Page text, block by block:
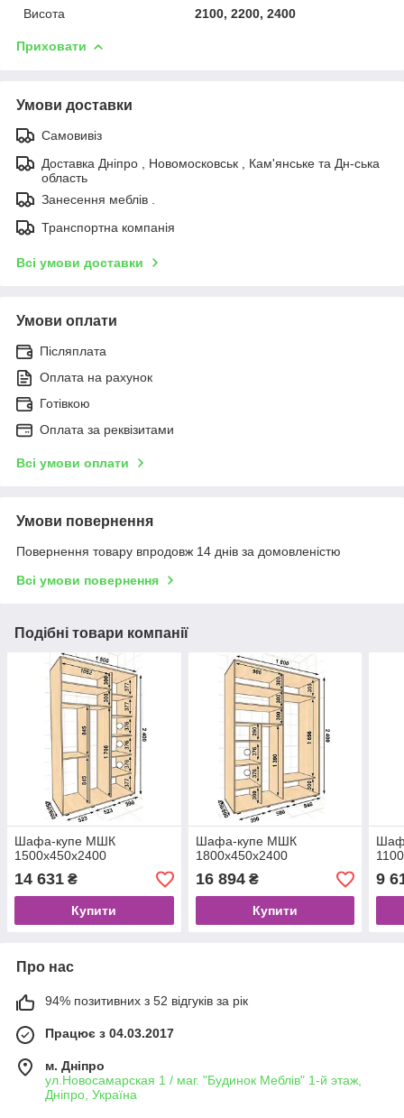
Висота
2100, 2200, 2400
Приховати
Умови доставки
Самовивіз
Доставка Дніпро , Новомосковськ , Кам'янське та Дн-ська
область
Занесення меблів .
Транспортна компанія
Всі умови доставки
Умови оплати
Післяплата
Оплата на рахунок
Готівкою
Оплата за реквізитами
Всі умови оплати
Умови повернення
Повернення товару впродовж 14 днів за домовленістю
Всі умови повернення
Подібні товари компанії
Шафа-купе МШК
1500x450х2400
14 631 ₴
Купити
Шафа-купе МШК
1800x450х2400
16 894₴
Купити
9
Про нас
94% позитивних з 52 відгуків за рік
Працює з 04.03.2017
м. Дніпро
ул.Новосамарская 1 / маг. "Будинок Меблiв" 1-й этаж,
Дніпро, Україна